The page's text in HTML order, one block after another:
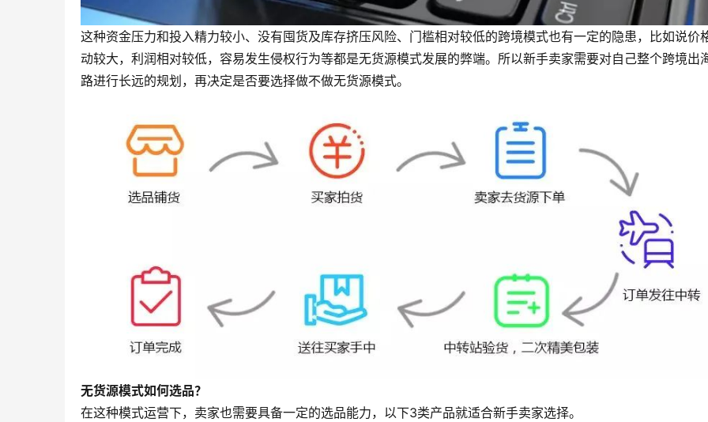
这种资金压力和投入精力较小、没有囤货及库存挤压风险、门槛相对较低的跨境模式也有一定的隐患，比如说价
动较大，利润相对较低，容易发生侵权行为等都是无货源模式发展的弊端。所以新手卖家需要对自己整个跨境出
路进行长远的规划，再决定是否要选择做不做无货源模式。
无货源模式如何选品？
在这种模式运营下，卖家也需要具备一定的选品能力，以下3类产品就适合新手卖家选择。